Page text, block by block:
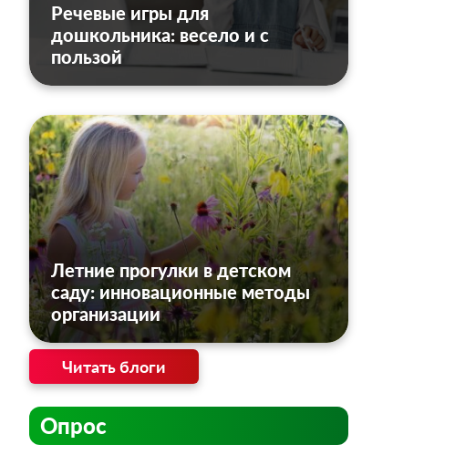
Речевые игры для
дошкольника: весело и с
пользой
Летние прогулки в детском
саду: инновационные методы
организации
Читать блоги
Опрос